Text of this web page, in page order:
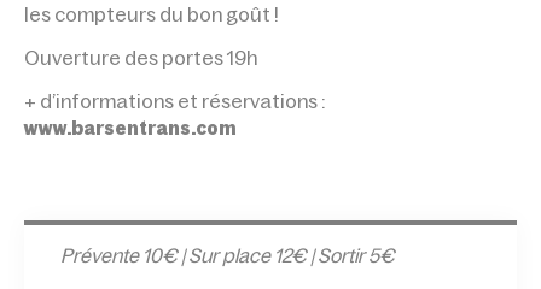
les compteurs du bon goût !
Ouverture des portes 19h
+ d’informations et réservations :
www.barsentrans.com
Prévente 10€ | Sur place 12€ | Sortir 5€